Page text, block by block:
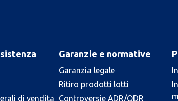
di vendita
Garanzie e normative
Garanzia legale
Ritiro prodotti lotti
Controversie ADR/ODR